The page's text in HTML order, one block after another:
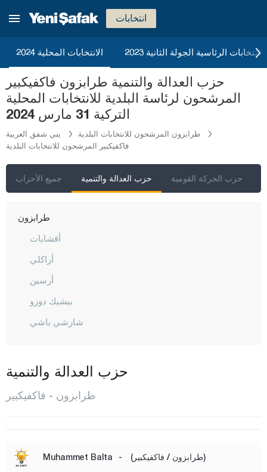
انتخابات
الانتخابات المحلية 2024 2023 الانتخابات الرئاسية الجولة الثانية
حزب العدالة والتنمية طرابزون فاكفيكبير
المرشحون لرئاسة البلدية للانتخابات المحلية
التركية 31 مارس 2024
يني شفق العربية
طرابزون المرشحون للانتخابات البلدية
فاكفيكبير المرشحون للانتخابات البلدية
جميع الأحزاب حزب العدالة والتنمية حزب الحركة القومية
صقاريا
شانلي أورفا
سيرت
سينوب
شرناق
سيفاس
توكات
طرابزون
أقشابات
أراكلي
أرسين
بيشيك دوزو
شارشي باشي
ديرين بازاري
حزب العدالة والتنمية
طرابزون - فاكفيكبير
Muhammet Balta - (طرابزون / فاكفيكبير)